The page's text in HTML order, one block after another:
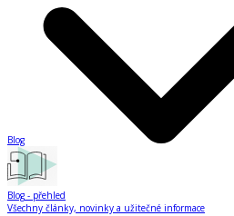
Blog
Blog - přehled
Všechny články, novinky a užitečné informace